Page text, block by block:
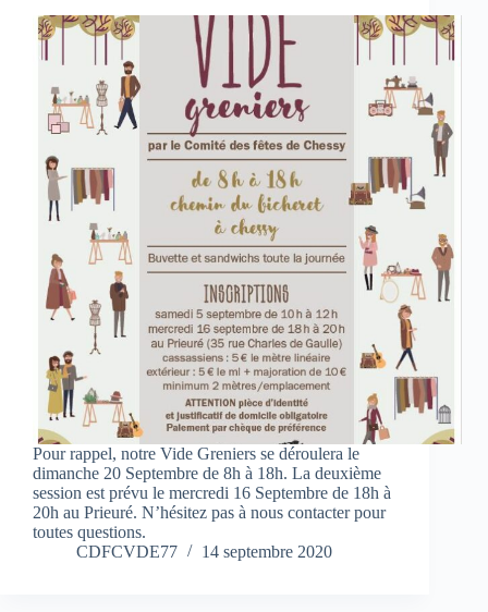
Pour rappel, notre Vide Greniers se déroulera le
dimanche 20 Septembre de 8h à 18h. La deuxième
session est prévu le mercredi 16 Septembre de 18h à
20h au Prieuré. N’hésitez pas à nous contacter pour
toutes questions.
CDFCVDE77
14 septembre 2020